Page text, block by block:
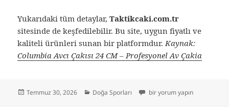
Yukarıdaki tüm detaylar,Taktikcaki.com.tr
sitesinde de keşfedilebilir. Bu site, uygun fiyatlı ve
kaliteli ürünleri sunan bir platformdur.Kaynak:
Columbia Avcı Çakısı 24 CM – Profesyonel Av Çakia
Yayın
Temmuz 30, 2026 Kategoriler
Doğa Sporları 2026 Avcılık Rehberi:
bir yorum yapın